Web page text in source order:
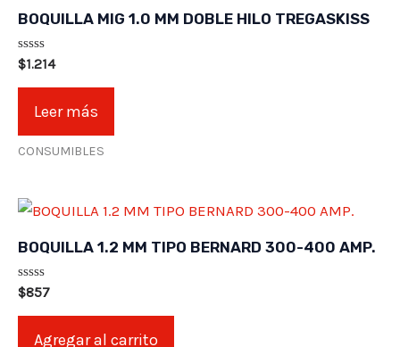
BOQUILLA MIG 1.0 MM DOBLE HILO TREGASKISS
Valorado
en
0
$1.214
Leer más
CONSUMIBLES
BOQUILLA 1.2 MM TIPO BERNARD 300-400 AMP.
Valorado
en
0
$857
Agregar al carrito